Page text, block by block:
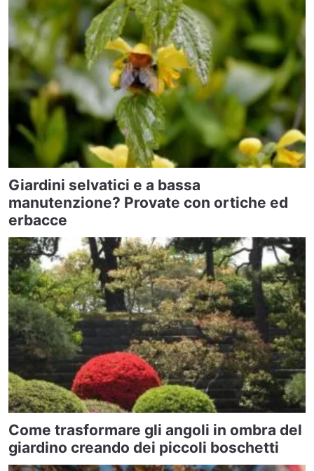
Giardini selvatici e a bassa
manutenzione? Provate con ortiche ed
erbacce
Come trasformare gli angoli in ombra del
giardino creando dei piccoli boschetti